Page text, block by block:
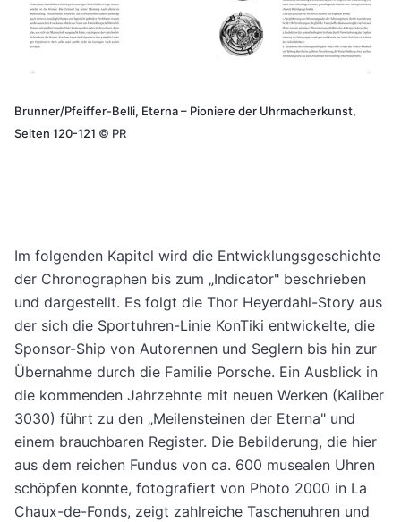
Brunner/Pfeiffer-Belli, Eterna – Pioniere der Uhrmacherkunst,
Seiten 120-121 © PR
Im folgenden Kapitel wird die Entwicklungsgeschichte
der Chronographen bis zum „Indicator" beschrieben
und dargestellt. Es folgt die Thor Heyerdahl-Story aus
der sich die Sportuhren-Linie KonTiki entwickelte, die
Sponsor-Ship von Autorennen und Seglern bis hin zur
Übernahme durch die Familie Porsche. Ein Ausblick in
die kommenden Jahrzehnte mit neuen Werken (Kaliber
3030) führt zu den „Meilensteinen der Eterna" und
einem brauchbaren Register. Die Bebilderung, die hier
aus dem reichen Fundus von ca. 600 musealen Uhren
schöpfen konnte, fotografiert von Photo 2000 in La
Chaux-de-Fonds, zeigt zahlreiche Taschenuhren und